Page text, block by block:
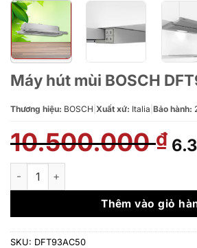
Máy hút mùi BOSCH
Thương hiệu: BOSCH Xuất xứ: Italia Bảo hành:
10.500.000₫ Giá
Máy hút mùi BOSCH DFT93AC50 số
Thêm vào giỏ
SKU: DFT93AC50